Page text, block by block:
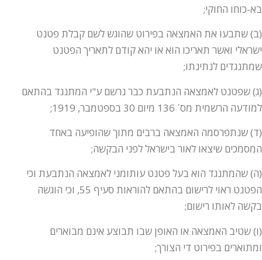
בא-כוחו החוקי;
(ב) שתבעו את האמצאה בפירוט שהוגש לשם קבלת פטנט
ישראלי ואשר תאריכו הוא או יהא קודם לתאריך הפטנט
שמתנגדים לנתינתו;
(ג) שפטנט לאמצאה הנתבעת כבר נרשם ע"י המתנגד בהתאם
למודעה הרשמית מס´ 136 מיום 30 בספטמבר, 1919;
(ד) שנתפרסמה האמצאה ברבים מתוך שהופיעה באחד
המסמכים שיצאו לאור בישראל לפני הבקשה;
(ה) שהמתנגד הוא בעל פטנט עותומני לאמצאה הנתבעת וכי
הפטנט ראוי לרישום בהתאם להוראות סעיף 55, וכי הוגשה
בקשה לאותו רישום;
(ו) שטיב האמצאה או האופן שבו תבוצע אינם מבוארים
ומתוארים בפירוט די הצורך;